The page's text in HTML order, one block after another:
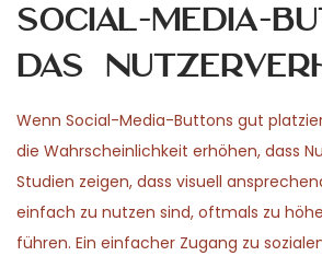
Social-Media-
das
Wenn Social-Media-Buttons gut
die Wahrscheinlichkeit erhöhen, dass
Studien zeigen, dass visuell
einfach zu nutzen sind, oftmals zu
führen. Ein einfacher Zugang zu